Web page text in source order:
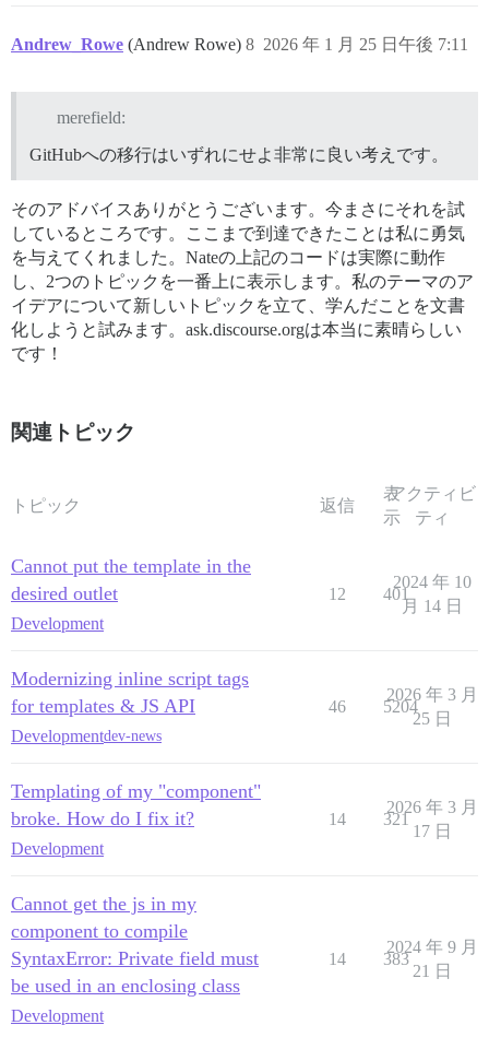
Andrew_Rowe (Andrew Rowe) 2026 年 1 月 25 日午後 7:11
8
merefield:
GitHubへの移行はいずれにせよ非常に良い考えです。
そのアドバイスありがとうございます。今まさにそれを試
しているところです。ここまで到達できたことは私に勇気
を与えてくれました。Nateの上記のコードは実際に動作
し、2つのトピックを一番上に表示します。私のテーマのア
イデアについて新しいトピックを立て、学んだことを文書
化しようと試みます。ask.discourse.orgは本当に素晴らしい
です！
関連トピック
トピック 返信
表
示
アクティビ
ティ
Cannot put the template in the
desired outlet
Development
12 401
2024 年 10
月 14 日
Modernizing inline script tags
for templates & JS API
Developmentdev-news
46 5204
2026 年 3 月
25 日
Templating of my "component"
broke. How do I fix it?
Development
14 321
2026 年 3 月
17 日
Cannot get the js in my
component to compile
SyntaxError: Private field must
be used in an enclosing class
Development
14 383
2024 年 9 月
21 日